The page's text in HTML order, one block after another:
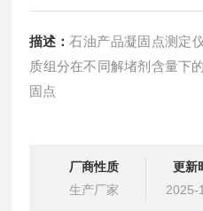
描述：石油产品凝固点测定
质组分在不同解堵剂含量下
固点
厂商性质
生产厂家
更新
2025-